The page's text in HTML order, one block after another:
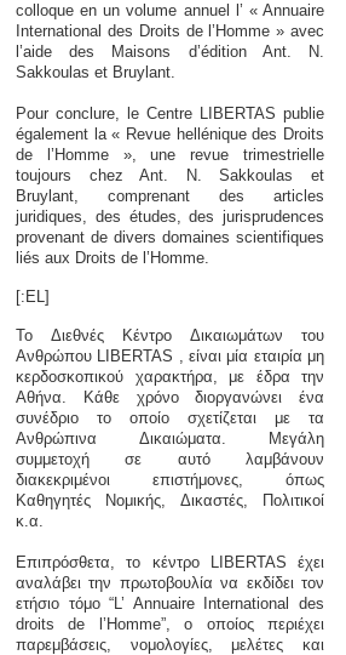
colloque en un volume annuel l’ « Annuaire
International des Droits de l’Homme » avec
l’aide des Maisons d’édition Ant. N.
Sakkoulas et Bruylant.
Pour conclure, le Centre LIBERTAS publie
également la « Revue hellénique des Droits
de l’Homme », une revue trimestrielle
toujours chez Ant. N. Sakkoulas et
Bruylant, comprenant des articles
juridiques, des études, des jurisprudences
provenant de divers domaines scientifiques
liés aux Droits de l’Homme.
[:EL]
Το Διεθνές Κέντρο Δικαιωμάτων του
Ανθρώπου LIBERTAS , είναι μία εταιρία μη
κερδοσκοπικού χαρακτήρα, με έδρα την
Αθήνα. Κάθε χρόνο διοργανώνει ένα
συνέδριο το οποίο σχετίζεται με τα
Ανθρώπινα Δικαιώματα. Μεγάλη
συμμετοχή σε αυτό λαμβάνουν
διακεκριμένοι επιστήμονες, όπως
Καθηγητές Νομικής, Δικαστές, Πολιτικοί
κ.α.
Επιπρόσθετα, το κέντρο LIBERTAS έχει
αναλάβει την πρωτοβουλία να εκδίδει τον
ετήσιο τόμο “L’ Annuaire International des
droits de l’Homme”, ο οποίος περιέχει
παρεμβάσεις, νομολογίες, μελέτες και